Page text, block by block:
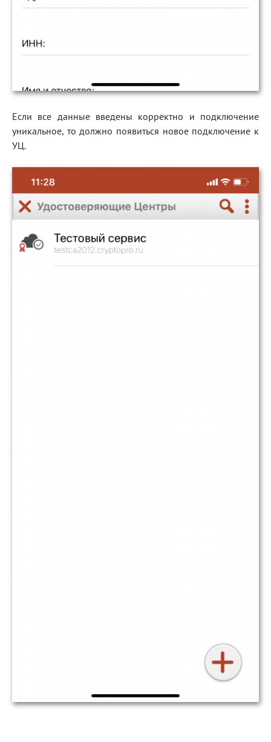
Если все данные введены корректно и подключение
уникальное, то должно появиться новое подключение к
УЦ.